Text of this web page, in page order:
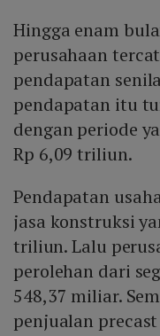
Hingga enam
perusahaan
pendapatan
pendapatan itu
dengan periode
Rp 6,09 triliun.
Pendapatan
jasa konstruksi
triliun. Lalu
perolehan dari
548,37 miliar.
penjualan